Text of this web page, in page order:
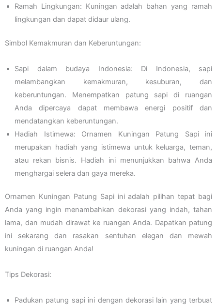
Ramah Lingkungan: Kuningan adalah bahan yang ramah
lingkungan dan dapat didaur ulang.
Simbol Kemakmuran dan Keberuntungan:
Sapi dalam budaya Indonesia: Di Indonesia, sapi
melambangkan kemakmuran, kesuburan, dan
keberuntungan. Menempatkan patung sapi di ruangan
Anda dipercaya dapat membawa energi positif dan
mendatangkan keberuntungan.
Hadiah Istimewa: Ornamen Kuningan Patung Sapi ini
merupakan hadiah yang istimewa untuk keluarga, teman,
atau rekan bisnis. Hadiah ini menunjukkan bahwa Anda
menghargai selera dan gaya mereka.
Ornamen Kuningan Patung Sapi ini adalah pilihan tepat bagi
Anda yang ingin menambahkan dekorasi yang indah, tahan
lama, dan mudah dirawat ke ruangan Anda. Dapatkan patung
ini sekarang dan rasakan sentuhan elegan dan mewah
kuningan di ruangan Anda!
Tips Dekorasi:
Padukan patung sapi ini dengan dekorasi lain yang terbuat